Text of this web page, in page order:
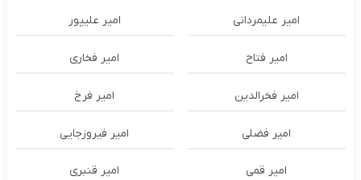
امیر علیمردانی امیر علیپور
امیر فتاح امیر فخاری
امیر فخرالدین امیر فرخ
امیر فضلی امیر فیروزجایی
امیر قمی امیر قنبری